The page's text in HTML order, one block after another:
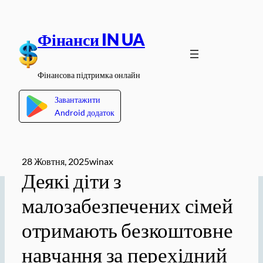
вмісту
Фінанси IN UA
Фінансова підтримка онлайн
Завантажити
Android додаток
28 Жовтня, 2025winax
Деякі діти з
малозабезпечених сімей
отримають безкоштовне
навчання за перехідний